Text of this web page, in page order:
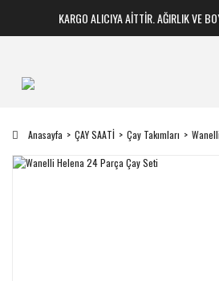
KARGO ALICIYA AİTTİR. AĞIRLIK VE
Anasayfa ÇAY SAATİ Çay Takımları